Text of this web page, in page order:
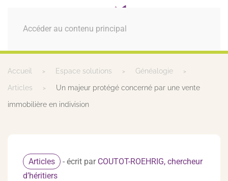
Accéder au contenu principal
MENU
Accueil Espace solutions Généalogie
Articles Un majeur protégé concerné par une vente
immobilière en indivision
Articles - écrit par COUTOT-ROEHRIG, chercheur
d’héritiers